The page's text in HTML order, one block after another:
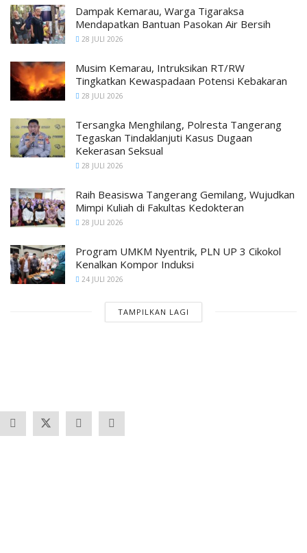
Dampak Kemarau, Warga Tigaraksa
Mendapatkan Bantuan Pasokan Air Bersih
28 JULI 2026
Musim Kemarau, Intruksikan RT/RW
Tingkatkan Kewaspadaan Potensi Kebakaran
28 JULI 2026
Tersangka Menghilang, Polresta Tangerang
Tegaskan Tindaklanjuti Kasus Dugaan
Kekerasan Seksual
28 JULI 2026
Raih Beasiswa Tangerang Gemilang, Wujudkan
Mimpi Kuliah di Fakultas Kedokteran
28 JULI 2026
Program UMKM Nyentrik, PLN UP 3 Cikokol
Kenalkan Kompor Induksi
24 JULI 2026
TAMPILKAN LAGI